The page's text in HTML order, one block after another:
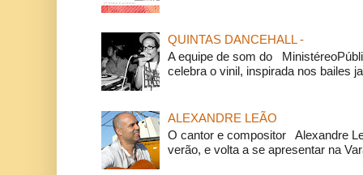
QUINTAS DANCEHALL -
A equipe de som do
celebra o vinil, inspirada nos bailes
ALEXANDRE LEÃO
O cantor e compositor Alexandre
verão, e volta a se apresentar na